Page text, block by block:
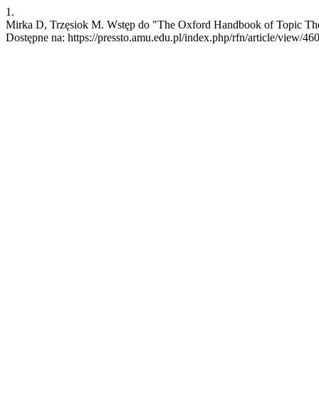
1.
Mirka D, Trzęsiok M. Wstęp do "The Oxford Handbook of Topic
Dostępne na: https://pressto.amu.edu.pl/index.php/rfn/article/view/